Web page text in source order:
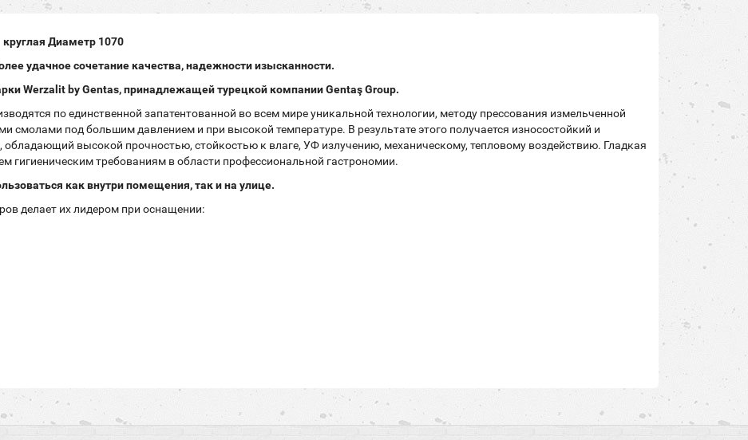
Диаметр 1070
удачное сочетание качества, надежности изысканности.
Werzalit by Gentas, принадлежащей турецкой компании Gentaş Group.
по единственной запатентованной во всем мире уникальной технологии, методу прессования измельченной
смолами под большим давлением и при высокой температуре. В результате этого получается износостойкий и
высокой прочностью, стойкостью к влаге, УФ излучению, механическому, тепловому воздействию. Гладкая
гигиеническим требованиям в области профессиональной гастрономии.
как внутри помещения, так и на улице.
делает их лидером при оснащении: